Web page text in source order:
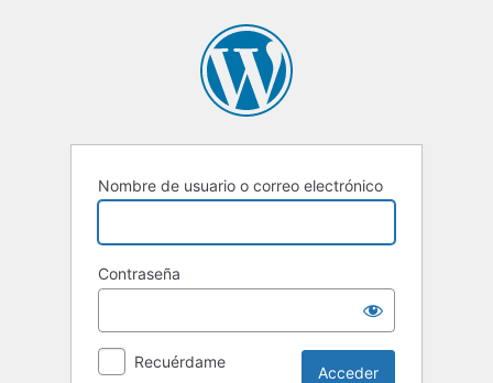
Nombre de usuario o correo electrónico
Contraseña
Recuérdame